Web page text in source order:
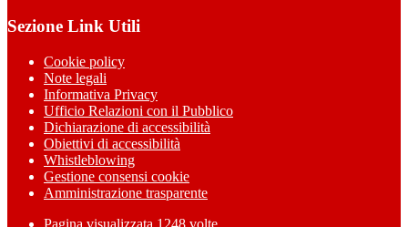
Sezione Link Utili
Cookie policy
Note legali
Informativa Privacy
Ufficio Relazioni con il Pubblico
Dichiarazione di accessibilità
Obiettivi di accessibilità
Whistleblowing
Gestione consensi cookie
Amministrazione trasparente
Pagina visualizzata 1248 volte